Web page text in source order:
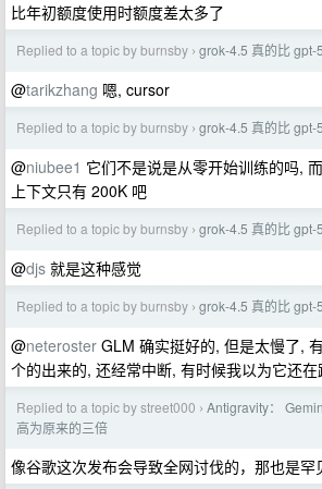
比年初额度使用时额度差太多了
Replied to a topic by burnsby › grok-4.5 真的比 gpt-
@tarikzhang 嗯, cursor
Replied to a topic by burnsby › grok-4.5 真的比 gpt-
@niubee1 它们不是说是从零开始训练的吗,
上下文只有 200K 吧
Replied to a topic by burnsby › grok-4.5 真的比 gpt-
@djs 就是这种感觉
Replied to a topic by burnsby › grok-4.5 真的比 gpt-
@neteroster GLM 确实挺好的, 但是太慢了,
个的出来的, 还经常中断, 有时候我以为它还
Replied to a topic by street000 › Antigravity：
高为原来的三倍
像谷歌这次发布会导致全网讨伐的，那也是罕